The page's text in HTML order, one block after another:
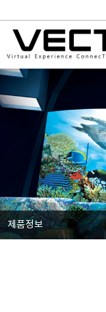
제품정보